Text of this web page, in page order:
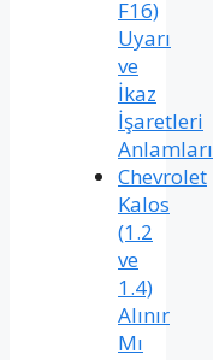
F16)
Uyarı
ve
İkaz
İşaretleri
Anlamları
Chevrolet
Kalos
(1.2
ve
1.4)
Alınır
Mı